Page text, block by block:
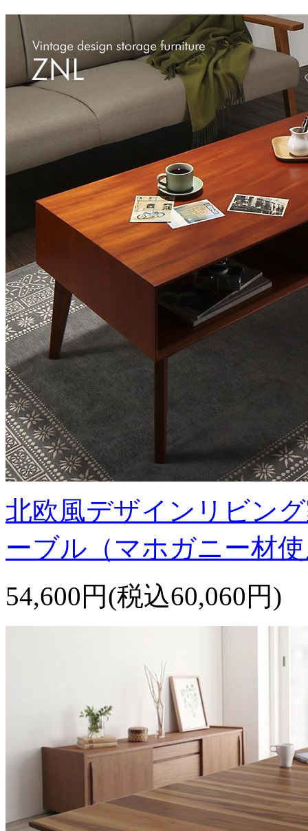
北欧風デザインリビン
ーブル（マホガニー材
54,600円(税込60,060円)